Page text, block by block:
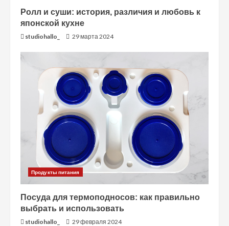
е
н
и
Ролл и суши: история, различия и любовь к
японской кухне
studiohallo_ 29 марта 2024
Продукты питания
Посуда для термоподносов: как правильно
выбрать и использовать
studiohallo_ 29 февраля 2024